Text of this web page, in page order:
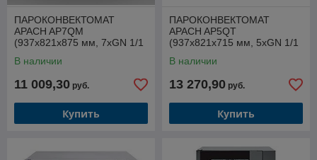
ПАРОКОНВЕКТОМАТ
APACH AP7QM
(937х821х875 мм, 7хGN 1/1
электромех. п/у)
В наличии
11 009,30 руб.
Купить
ПАРОКОНВЕКТОМАТ
APACH AP5QT
(937х821х715 мм, 5хGN 1/1
автомойка)
В наличии
13 270,90 руб.
Купить